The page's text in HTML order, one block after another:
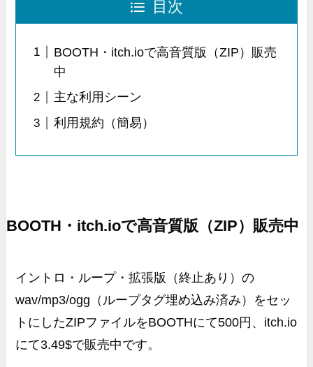
目次
BOOTH・itch.ioで高音質版（ZIP）販売
中
主な利用シーン
利用規約（簡易）
BOOTH・itch.ioで高音質版（ZIP）販売中
イントロ・ループ・拡張版（終止あり）の
wav/mp3/ogg（ループタグ埋め込み済み）をセッ
トにしたZIPファイルをBOOTHにて500円、itch.io
にて3.49$で販売中です。